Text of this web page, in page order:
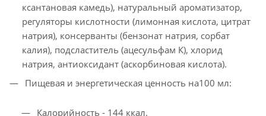
ксантановая камедь), натуральный ароматизатор,
регуляторы кислотности (лимонная кислота, цитрат
натрия), консерванты (бензонат натрия, сорбат
калия), подсластитель (ацесульфам К), хлорид
натрия, антиоксидант (аскорбиновая кислота).
Пищевая и энергетическая ценность на100 мл:
Калорийность - 144 ккал.